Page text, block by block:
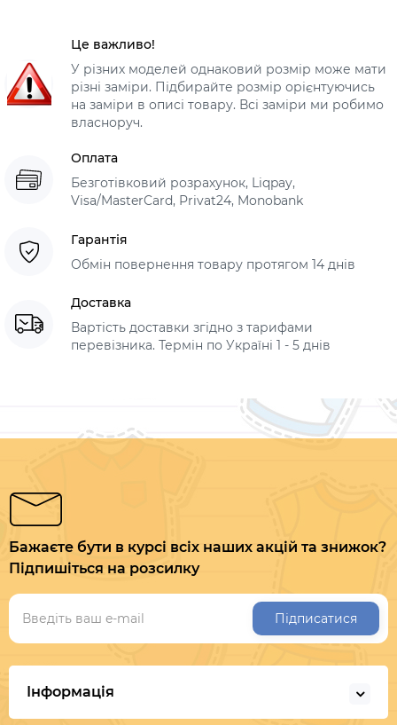
Це важливо!
У різних моделей однаковий розмір може мати
різні заміри. Підбирайте розмір орієнтуючись
на заміри в описі товару. Всі заміри ми робимо
власноруч.
Оплата
Безготівковий розрахунок, Liqpay,
Visa/MasterCard, Privat24, Monobank
Гарантія
Обмін повернення товару протягом 14 днів
Доставка
Вартість доставки згідно з тарифами
перевізника. Термін по Україні 1 - 5 днів
Бажаєте бути в курсі всіх наших акцій та знижок?
Підпишіться на розсилку
Підписатися
Інформація